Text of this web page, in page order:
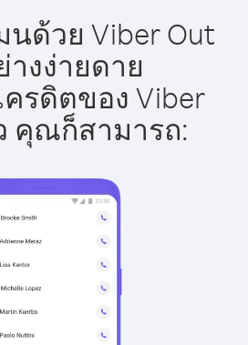
นด้วย Viber Out
างง่ายดาย
รดิตของ Viber
คุณก็สามารถ: